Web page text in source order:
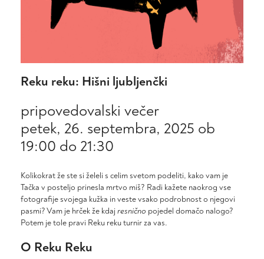
Reku reku: Hišni ljubljenčki
pripovedovalski večer
petek, 26. septembra, 2025 ob
19:00 do 21:30
Kolikokrat že ste si želeli s celim svetom podeliti, kako vam je
Tačka v posteljo prinesla mrtvo miš? Radi kažete naokrog vse
fotografije svojega kužka in veste vsako podrobnost o njegovi
pasmi? Vam je hrček že kdaj resnično pojedel domačo nalogo?
Potem je tole pravi Reku reku turnir za vas.
O Reku Reku